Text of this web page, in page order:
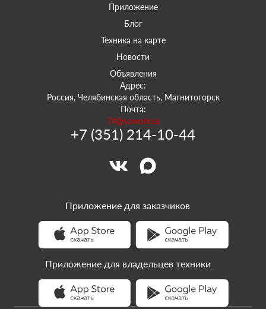
Приложение
Блог
Техника на карте
Новости
Объявления
Адрес:
Россия, Челябинская область, Магнитогорск
Почта:
74@sowork.ru
+7 (351) 214-10-44
Приложение для заказчиков
Приложение для владельцев техники